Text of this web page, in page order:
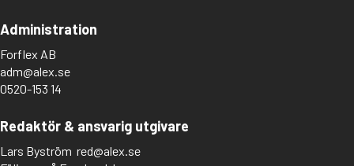
Administration
Forflex AB
adm@alex.se
0520-153 14
Redaktör & ansvarig utgivare
Lars Byström red@alex.se